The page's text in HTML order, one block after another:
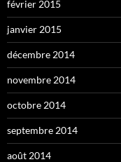
février 2015
janvier 2015
décembre 2014
novembre 2014
octobre 2014
septembre 2014
août 2014